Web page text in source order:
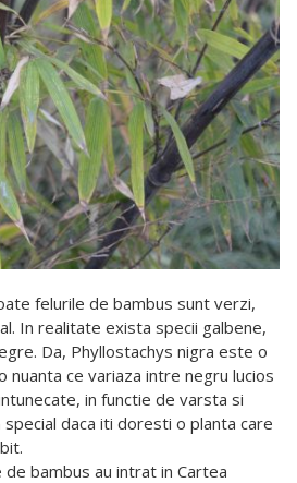
felurile de bambus sunt verzi,
In realitate exista specii galbene,
Da, Phyllostachys nigra este o
nuanta ce variaza intre negru lucios
in functie de varsta si
daca iti doresti o planta care
bambus au intrat in Cartea